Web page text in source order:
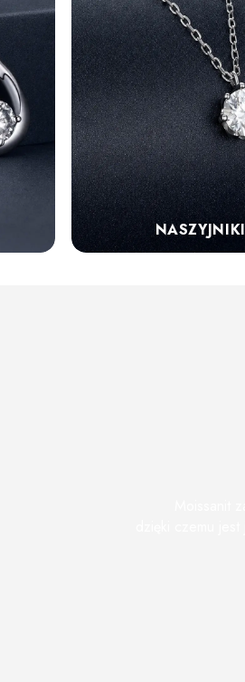
NASZYJNIKI